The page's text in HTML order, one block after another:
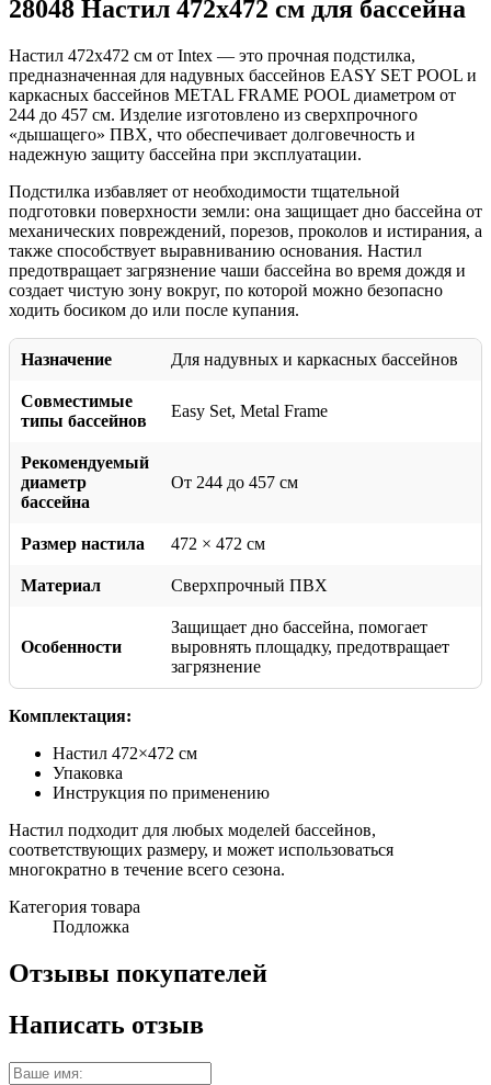
28048 Настил 472х472 см для бассейна
Настил 472х472 см от Intex — это прочная подстилка,
предназначенная для надувных бассейнов EASY SET POOL и
каркасных бассейнов METAL FRAME POOL диаметром от
244 до 457 см. Изделие изготовлено из сверхпрочного
«дышащего» ПВХ, что обеспечивает долговечность и
надежную защиту бассейна при эксплуатации.
Подстилка избавляет от необходимости тщательной
подготовки поверхности земли: она защищает дно бассейна от
механических повреждений, порезов, проколов и истирания, а
также способствует выравниванию основания. Настил
предотвращает загрязнение чаши бассейна во время дождя и
создает чистую зону вокруг, по которой можно безопасно
ходить босиком до или после купания.
Назначение Для надувных и каркасных бассейнов
Совместимые
типы бассейнов
Easy Set, Metal Frame
Рекомендуемый
диаметр
бассейна
От 244 до 457 см
Размер настила 472 × 472 см
Материал Сверхпрочный ПВХ
Особенности
Защищает дно бассейна, помогает
выровнять площадку, предотвращает
загрязнение
Комплектация:
Настил 472×472 см
Упаковка
Инструкция по применению
Настил подходит для любых моделей бассейнов,
соответствующих размеру, и может использоваться
многократно в течение всего сезона.
Категория товара
Подложка
Отзывы покупателей
Написать отзыв